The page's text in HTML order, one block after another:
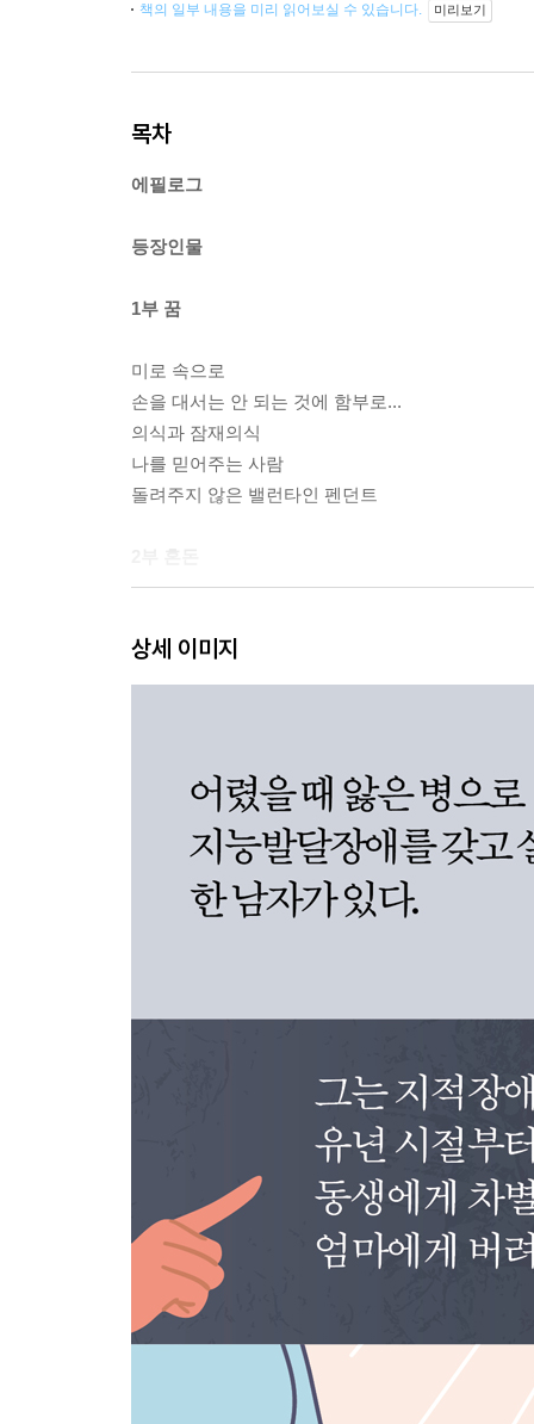
책의 일부 내용을 미리 읽어보실 수 있습니다. 미리보기
목차
에필로그
등장인물
1부 꿈
미로 속으로
손을 대서는 안 되는 것에 함부로...
의식과 잠재의식
나를 믿어주는 사람
돌려주지 않은 밸런타인 펜던트
제가 왜 상처를 받죠?
지금은 나도 누군가를 사랑해야 한다
3부 고독
나는 왜 벌을 받고 싶었던 걸까?
배울수록 이상한 점
희망을 말하는 사람은 아무도 없었다
인간이 가질 수 있는 가장 경이로운 것
이제 나는 어떻게 되는 걸까?
5부 회귀
우리는 누군가가 필요했어
상세 이미지